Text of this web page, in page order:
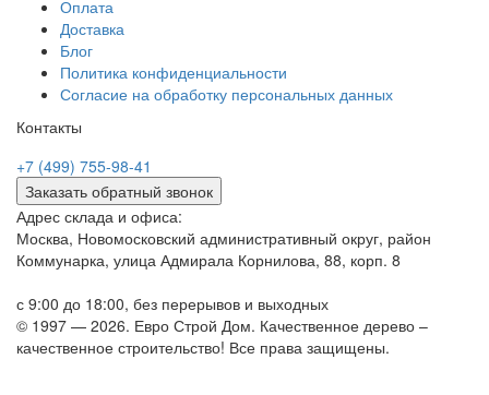
Оплата
Доставка
Блог
Политика конфиденциальности
Согласие на обработку персональных данных
Контакты
+7 (499) 755-98-41
Заказать обратный звонок
Адрес склада и офиса:
Москва, Новомосковский административный округ, район
Коммунарка, улица Адмирала Корнилова, 88, корп. 8
с 9:00 до 18:00, без перерывов и выходных
© 1997 — 2026. Евро Строй Дом. Качественное дерево –
качественное строительство! Все права защищены.